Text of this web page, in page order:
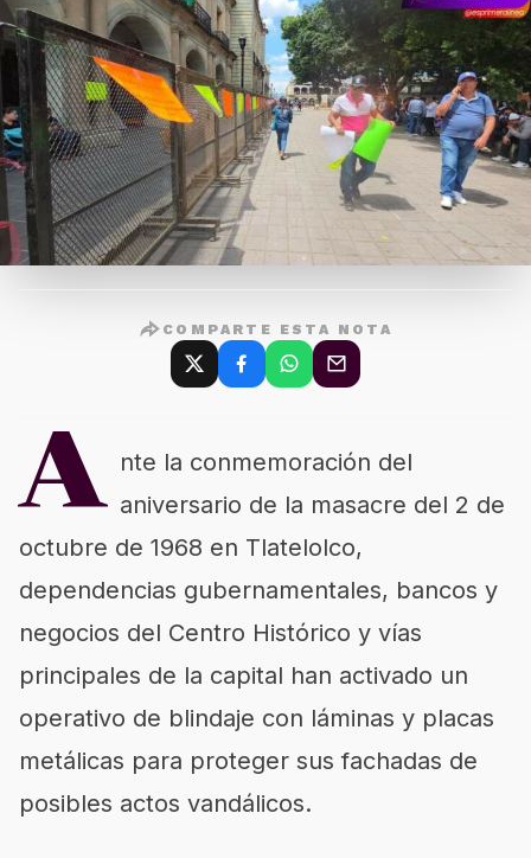
COMPARTE ESTA NOTA
A nte la conmemoración del
aniversario de la masacre del 2 de
octubre de 1968 en Tlatelolco,
dependencias gubernamentales, bancos y
negocios del Centro Histórico y vías
principales de la capital han activado un
operativo de blindaje con láminas y placas
metálicas para proteger sus fachadas de
posibles actos vandálicos.